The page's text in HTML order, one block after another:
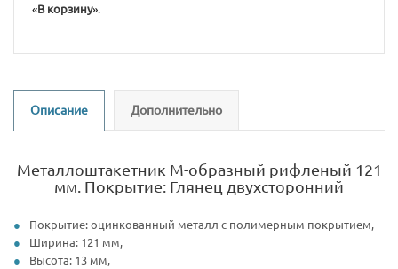
«В корзину».
Описание Дополнительно
Металлоштакетник М-образный рифленый 121
мм. Покрытие: Глянец двухсторонний
Покрытие: оцинкованный металл с полимерным покрытием,
Ширина: 121 мм,
Высота: 13 мм,